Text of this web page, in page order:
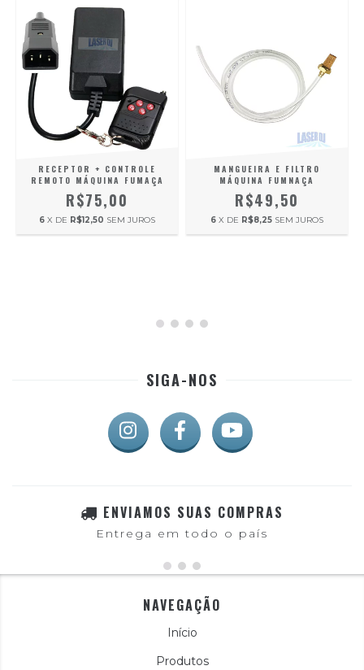
RECEPTOR + CONTROLE
REMOTO MÁQUINA FUMAÇA
R$75,00
6 X DE R$12,50 SEM JUROS
MANGUEIRA E FILTRO
MÁQUINA FUMNAÇA
R$49,50
6 X DE R$8,25 SEM JUROS
SIGA-NOS
ENVIAMOS SUAS COMPRAS
Entrega em todo o país
NAVEGAÇÃO
Início
Produtos